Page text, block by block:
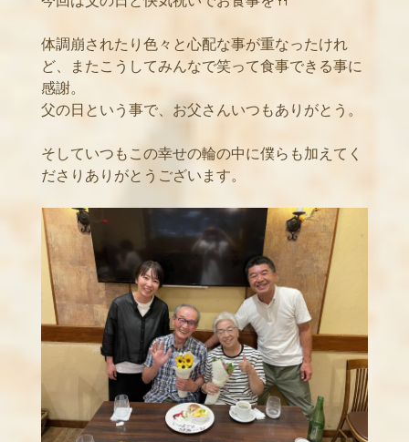
体調崩されたり色々と心配な事が重なったけれ
ど、またこうしてみんなで笑って食事できる事に
感謝。
父の日という事で、お父さんいつもありがとう。
そしていつもこの幸せの輪の中に僕らも加えてく
ださりありがとうございます。